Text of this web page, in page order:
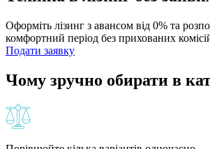
Оформіть лізинг з авансом від 0% та
комфортний період без прихованих
Подати заявку
Чому зручно обирати в